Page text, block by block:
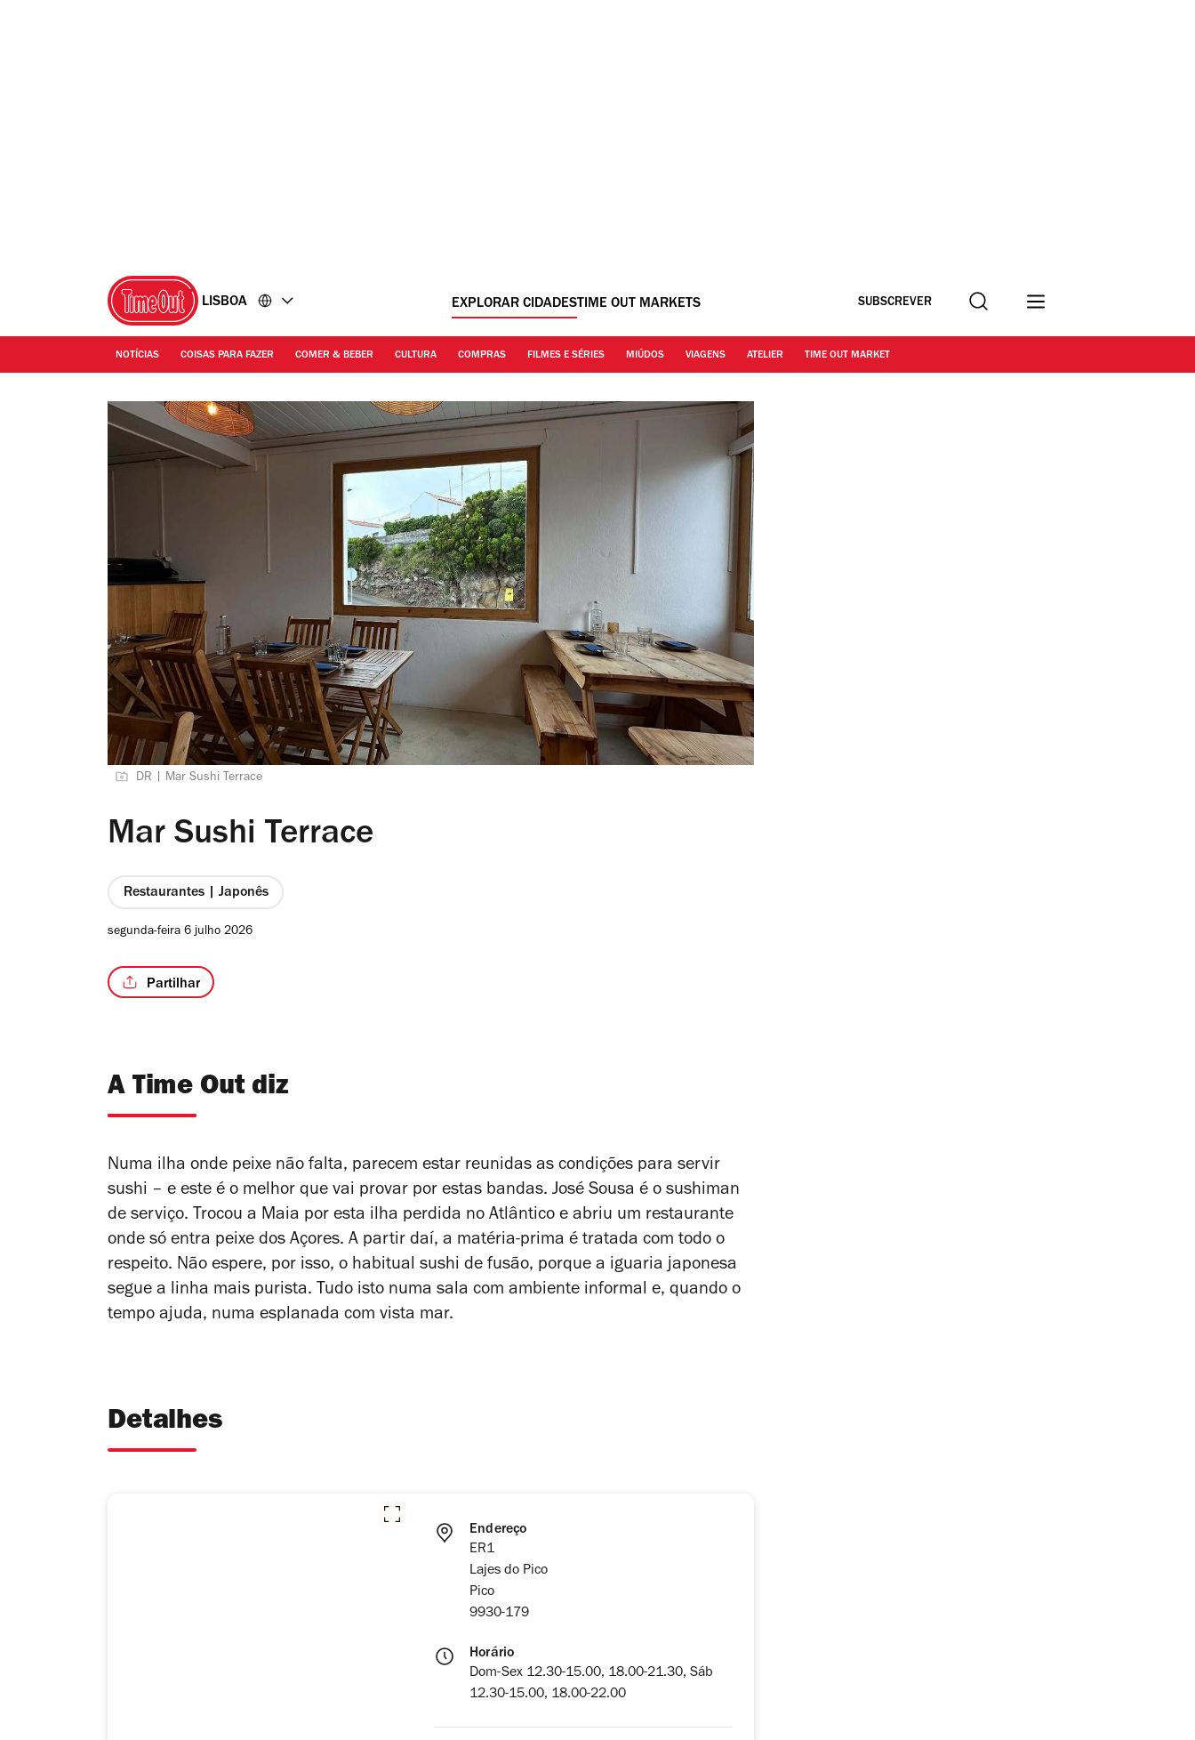
LISBOA EXPLORAR CIDADESTIME OUT MARKETS SUBSCREVER Procurar
NOTÍCIAS COISAS PARA FAZER COMER & BEBER CULTURA COMPRAS FILMES E SÉRIES MIÚDOS VIAGENS ATELIER TIME OUT MARKET
DR | Mar Sushi Terrace
Mar Sushi Terrace
Restaurantes | Japonês
segunda-feira 6 julho 2026
Partilhar
A Time Out diz
Numa ilha onde peixe não falta, parecem estar reunidas as condições para servir
sushi – e este é o melhor que vai provar por estas bandas. José Sousa é o sushiman
de serviço. Trocou a Maia por esta ilha perdida no Atlântico e abriu um restaurante
onde só entra peixe dos Açores. A partir daí, a matéria-prima é tratada com todo o
respeito. Não espere, por isso, o habitual sushi de fusão, porque a iguaria japonesa
segue a linha mais purista. Tudo isto numa sala com ambiente informal e, quando o
tempo ajuda, numa esplanada com vista mar.
Detalhes
Endereço
ER1
Lajes do Pico
Pico
9930-179
Horário
Dom-Sex 12.30-15.00, 18.00-21.30, Sáb
12.30-15.00, 18.00-22.00